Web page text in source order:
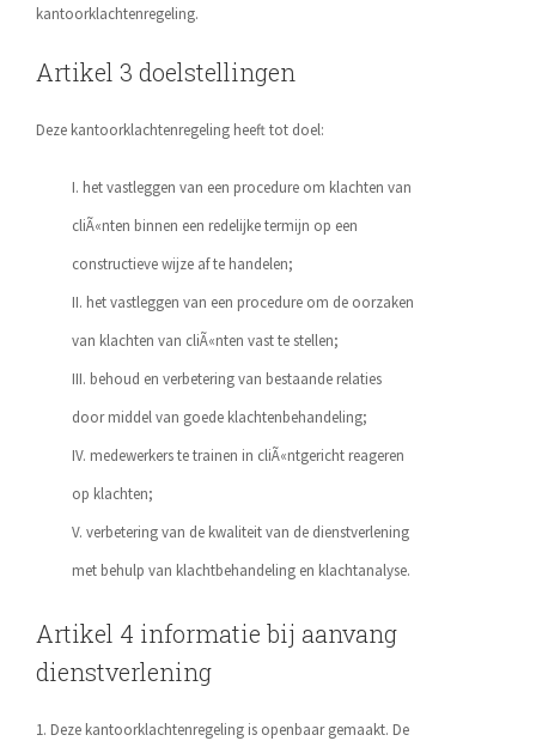
kantoorklachtenregeling.
Artikel 3 doelstellingen
Deze kantoorklachtenregeling heeft tot doel:
het vastleggen van een procedure om klachten van
cliÃ«nten binnen een redelijke termijn op een
constructieve wijze af te handelen;
het vastleggen van een procedure om de oorzaken
van klachten van cliÃ«nten vast te stellen;
behoud en verbetering van bestaande relaties
door middel van goede klachtenbehandeling;
medewerkers te trainen in cliÃ«ntgericht reageren
op klachten;
verbetering van de kwaliteit van de dienstverlening
met behulp van klachtbehandeling en klachtanalyse.
Artikel 4 informatie bij aanvang
dienstverlening
1. Deze kantoorklachtenregeling is openbaar gemaakt. De